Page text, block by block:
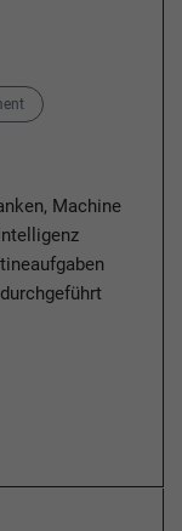
Machine